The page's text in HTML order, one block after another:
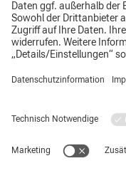
Hinweisgebersystem